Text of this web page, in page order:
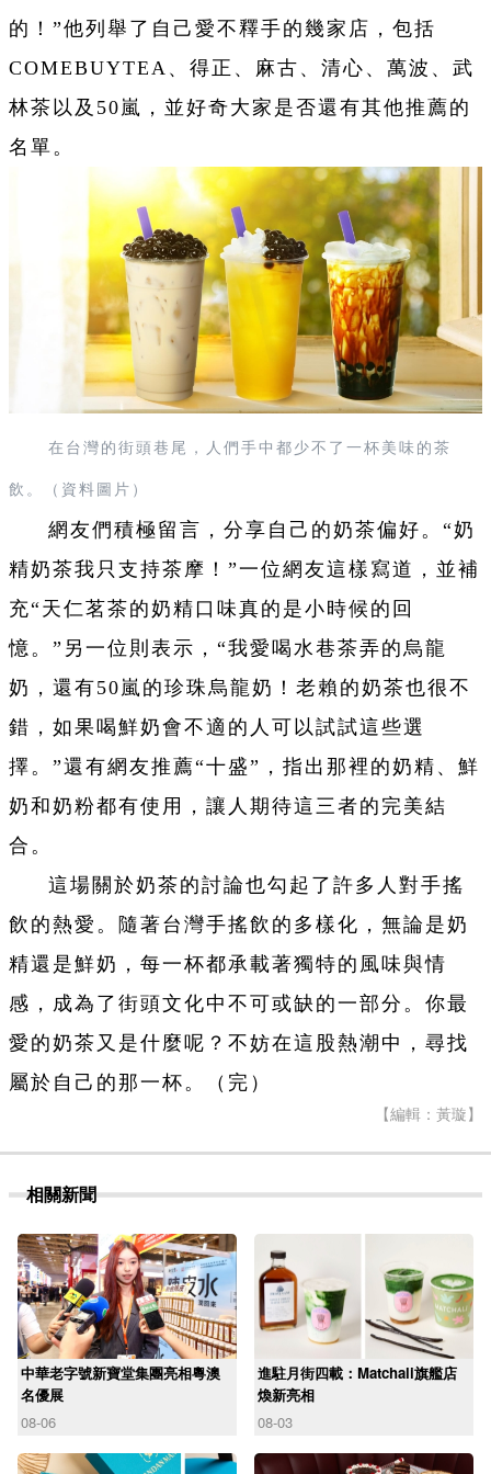
的！”他列舉了自己愛不釋手的幾家店，包括
COMEBUYTEA、得正、麻古、清心、萬波、武
林茶以及50嵐，並好奇大家是否還有其他推薦的
名單。
在台灣的街頭巷尾，人們手中都少不了一杯美味的茶
飲。（資料圖片）
網友們積極留言，分享自己的奶茶偏好。“奶
精奶茶我只支持茶摩！”一位網友這樣寫道，並補
充“天仁茗茶的奶精口味真的是小時候的回
憶。”另一位則表示，“我愛喝水巷茶弄的烏龍
奶，還有50嵐的珍珠烏龍奶！老賴的奶茶也很不
錯，如果喝鮮奶會不適的人可以試試這些選
擇。”還有網友推薦“十盛”，指出那裡的奶精、鮮
奶和奶粉都有使用，讓人期待這三者的完美結
合。
這場關於奶茶的討論也勾起了許多人對手搖
飲的熱愛。隨著台灣手搖飲的多樣化，無論是奶
精還是鮮奶，每一杯都承載著獨特的風味與情
感，成為了街頭文化中不可或缺的一部分。你最
愛的奶茶又是什麼呢？不妨在這股熱潮中，尋找
屬於自己的那一杯。（完）
【編輯：黃璇】
相關新聞
中華老字號新寶堂集團亮相粵澳
名優展
08-06
進駐月街四載：Matchali旗艦店
煥新亮相
08-03